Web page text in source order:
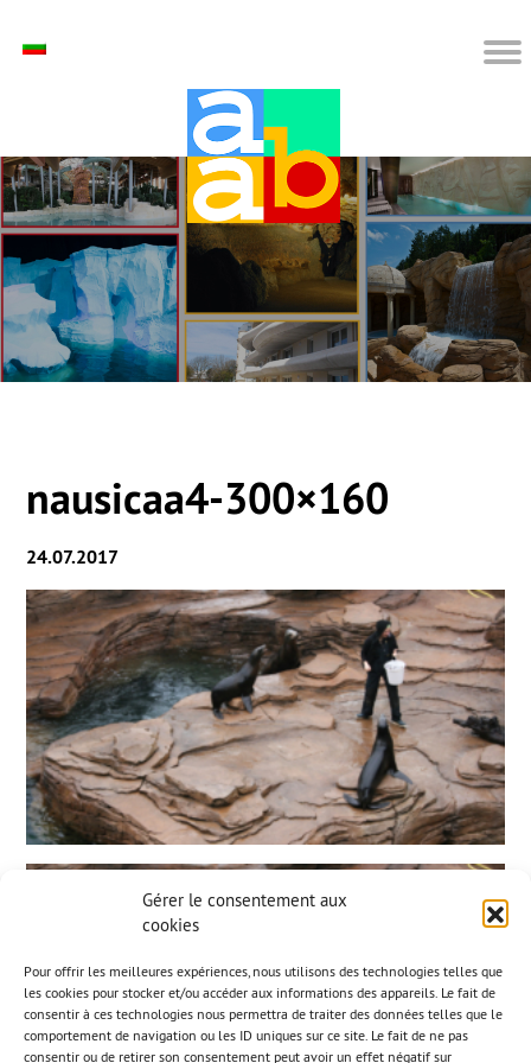
Gérer le consentement aux
cookies
Pour offrir les meilleures expériences, nous utilisons des technologies telles que
les cookies pour stocker et/ou accéder aux informations des appareils. Le fait de
consentir à ces technologies nous permettra de traiter des données telles que le
comportement de navigation ou les ID uniques sur ce site. Le fait de ne pas
consentir ou de retirer son consentement peut avoir un effet négatif sur
nausicaa4-300×160
24.07.2017